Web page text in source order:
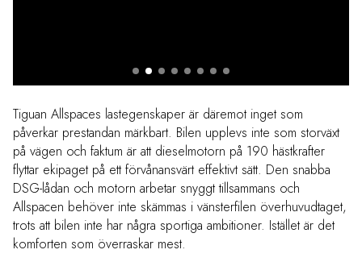
Tiguan Allspaces lastegenskaper är däremot inget som
påverkar prestandan märkbart. Bilen upplevs inte som storväxt
på vägen och faktum är att dieselmotorn på 190 hästkrafter
flyttar ekipaget på ett förvånansvärt effektivt sätt. Den snabba
DSG-lådan och motorn arbetar snyggt tillsammans och
Allspacen behöver inte skämmas i vänsterfilen överhuvudtaget,
trots att bilen inte har några sportiga ambitioner. Istället är det
komforten som överraskar mest.